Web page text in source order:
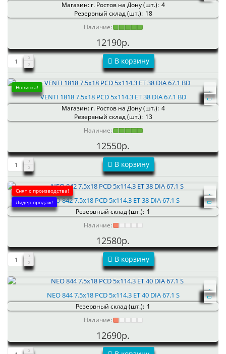
Магазин: г. Ростов на Дону (шт.): 4
Резервный склад (шт.): 18
Наличие:
12190р.
В корзину
Новинка!
VENTI 1818 7.5x18 PCD 5x114.3 ET 38 DIA 67.1 BD
Магазин: г. Ростов на Дону (шт.): 4
Резервный склад (шт.): 13
Наличие:
12550р.
В корзину
Снят с производства!
Лидер продаж!NEO 842 7.5x18 PCD 5x114.3 ET 38 DIA 67.1 S
Резервный склад (шт.): 1
Наличие:
12580р.
В корзину
NEO 844 7.5x18 PCD 5x114.3 ET 40 DIA 67.1 S
Резервный склад (шт.): 1
Наличие:
12690р.